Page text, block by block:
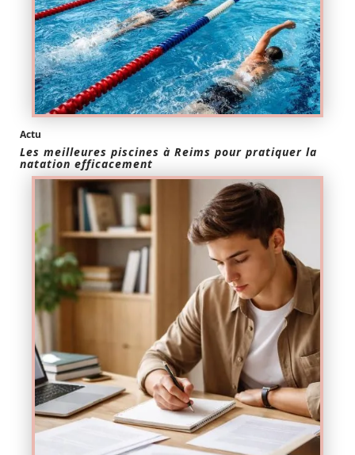
Actu
Les meilleures piscines à Reims pour pratiquer la
natation efficacement